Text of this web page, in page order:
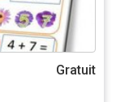
Gratuit